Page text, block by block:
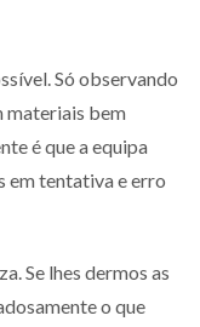
Só observando
materiais bem
é que a equipa
em tentativa e erro
Se lhes dermos as
o que